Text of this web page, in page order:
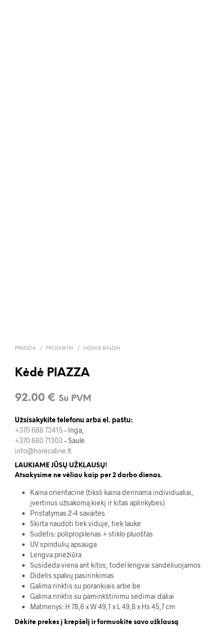
PRADŽIA / PRODUKTAI / VIDAUS BALDAI
Kėdė PIAZZA
92.00 € Su PVM
Užsisakykite telefonu arba el. paštu:
+370 688 73415 – Inga,
+370 680 71303 – Saulė
info@horecaline.lt
LAUKIAME JŪSŲ UŽKLAUSŲ!
Atsakysime ne vėliau kaip per 2 darbo dienas.
Kaina orientacinė (tiksli kaina derinama individualiai,
įvertinus užsakomą kiekį ir kitas aplinkybes)
Pristatymas 2-4 savaitės
Skirta naudoti tiek viduje, tiek lauke
Sudėtis: polipropilenas + stiklo pluoštas
UV spindulių apsauga
Lengva priežiūra
Susideda viena ant kitos, todėl lengvai sandėliuojamos
Didelis spalvų pasirinkimas
Galima rinktis su porankiais arbe be
Galima rinktis su paminkštinimu sėdimai daliai
Matmenys: H 78,6 x W 49,1 x L 49,8 x Hs 45,7 cm
Dėkite prekes į krepšelį ir formuokite savo užklausą